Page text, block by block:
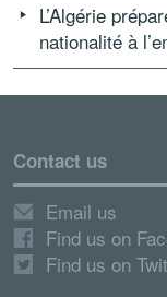
L’Algérie
nationalité à
Contact us
Email us
Find us on
Find us on